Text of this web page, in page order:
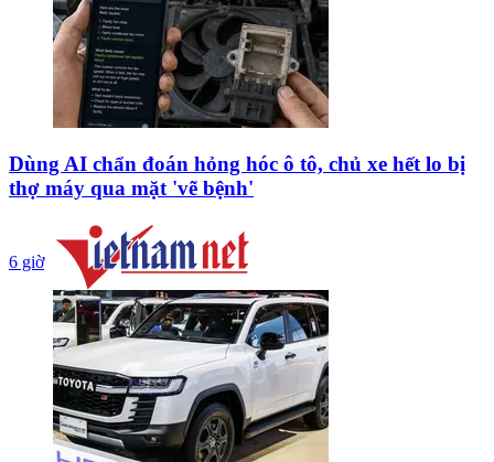
Dùng AI chẩn đoán hỏng hóc ô tô, chủ xe hết lo bị
thợ máy qua mặt 'vẽ bệnh'
6 giờ